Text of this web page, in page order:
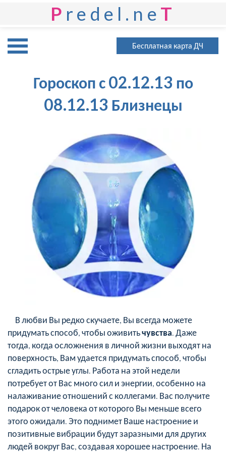
P redel.ne T
Бесплатная карта ДЧ
Гороскоп с 02.12.13 по
08.12.13 Близнецы
В любви Вы редко скучаете, Вы всегда можете
придумать способ, чтобы оживитьчувства. Даже
тогда, когда осложнения в личной жизни выходят на
поверхность, Вам удается придумать способ, чтобы
сгладить острые углы. Работа на этой недели
потребует от Вас много сил и энергии, особенно на
налаживание отношений с коллегами. Вас получите
подарок от человека от которого Вы меньше всего
этого ожидали. Это поднимет Ваше настроение и
позитивные вибрации будут заразными для других
людей вокруг Вас, создавая хорошее настроение. На